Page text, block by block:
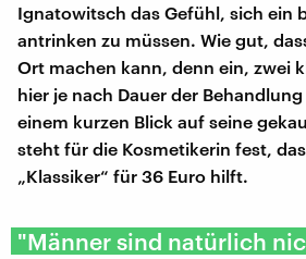
Ignatowitsch das Gefühl, sich ein
antrinken zu müssen. Wie gut,
Ort machen kann, denn ein, zwei
hier je nach Dauer der
einem kurzen Blick auf seine
steht für die Kosmetikerin fest,
„Klassiker“ für 36 Euro hilft.
"Männer sind natürlich